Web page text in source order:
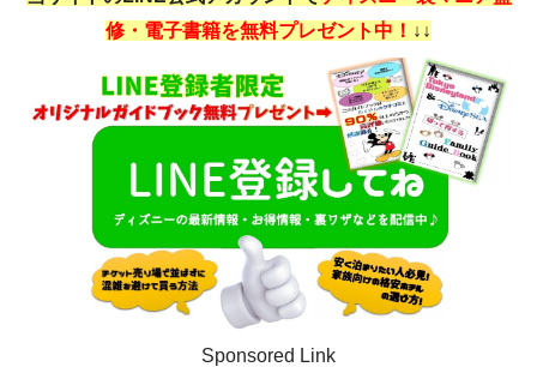
修・電子書籍を無料プレゼント中！ ↓↓
Sponsored Link